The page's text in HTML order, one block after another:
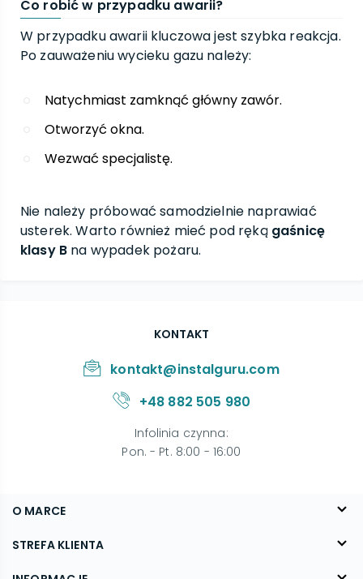
Co robić w przypadku awarii?
W przypadku awarii kluczowa jest szybka reakcja.
Po zauważeniu wycieku gazu należy:
Natychmiast zamknąć główny zawór.
Otworzyć okna.
Wezwać specjalistę.
Nie należy próbować samodzielnie naprawiać
usterek. Warto również mieć pod ręką gaśnicę
klasy B na wypadek pożaru.
O MARCE
O nas
Blog
STREFA KLIENTA
KONTAKT
kontakt@instalguru.com
+48 882 505 980
Infolinia czynna:
Pon. - Pt. 8:00 - 16:00